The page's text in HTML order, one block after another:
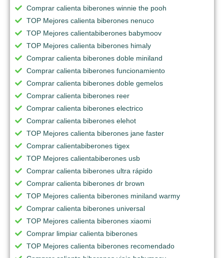
Comprar calienta biberones winnie the pooh
TOP Mejores calienta biberones nenuco
TOP Mejores calientabiberones babymoov
TOP Mejores calienta biberones himaly
Comprar calienta biberones doble miniland
Comprar calienta biberones funcionamiento
Comprar calienta biberones doble gemelos
Comprar calienta biberones reer
Comprar calienta biberones electrico
Comprar calienta biberones elehot
TOP Mejores calienta biberones jane faster
Comprar calientabiberones tigex
TOP Mejores calientabiberones usb
Comprar calienta biberones ultra rápido
Comprar calienta biberones dr brown
TOP Mejores calienta biberones miniland warmy
Comprar calienta biberones universal
TOP Mejores calienta biberones xiaomi
Comprar limpiar calienta biberones
TOP Mejores calienta biberones recomendado